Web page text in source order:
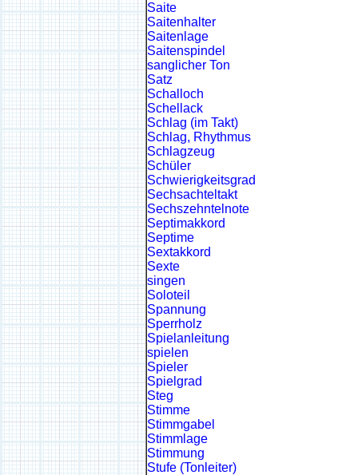
Saite
Saitenhalter
Saitenlage
Saitenspindel
sanglicher Ton
Satz
Schalloch
Schellack
Schlag (im Takt)
Schlag, Rhythmus
Schlagzeug
Schüler
Schwierigkeitsgrad
Sechsachteltakt
Sechszehntelnote
Septimakkord
Septime
Sextakkord
Sexte
singen
Soloteil
Spannung
Sperrholz
Spielanleitung
spielen
Spieler
Spielgrad
Steg
Stimme
Stimmgabel
Stimmlage
Stimmung
Stufe (Tonleiter)